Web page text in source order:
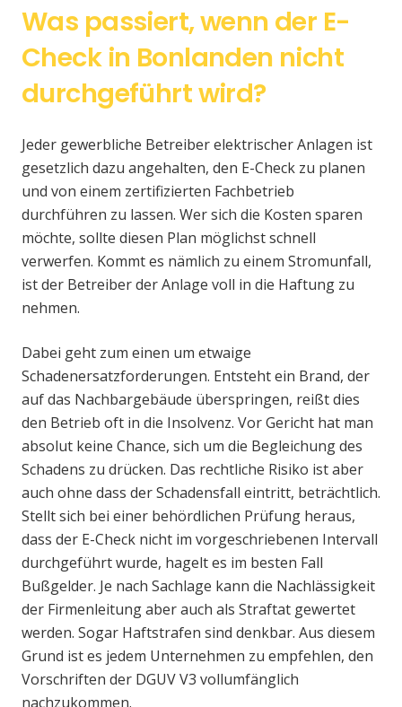
Was passiert, wenn der E-
Check in Bonlanden nicht
durchgeführt wird?
Jeder gewerbliche Betreiber elektrischer Anlagen ist
gesetzlich dazu angehalten, den E-Check zu planen
und von einem zertifizierten Fachbetrieb
durchführen zu lassen. Wer sich die Kosten sparen
möchte, sollte diesen Plan möglichst schnell
verwerfen. Kommt es nämlich zu einem Stromunfall,
ist der Betreiber der Anlage voll in die Haftung zu
nehmen.
Dabei geht zum einen um etwaige
Schadenersatzforderungen. Entsteht ein Brand, der
auf das Nachbargebäude überspringen, reißt dies
den Betrieb oft in die Insolvenz. Vor Gericht hat man
absolut keine Chance, sich um die Begleichung des
Schadens zu drücken. Das rechtliche Risiko ist aber
auch ohne dass der Schadensfall eintritt, beträchtlich.
Stellt sich bei einer behördlichen Prüfung heraus,
dass der E-Check nicht im vorgeschriebenen Intervall
durchgeführt wurde, hagelt es im besten Fall
Bußgelder. Je nach Sachlage kann die Nachlässigkeit
der Firmenleitung aber auch als Straftat gewertet
werden. Sogar Haftstrafen sind denkbar. Aus diesem
Grund ist es jedem Unternehmen zu empfehlen, den
Vorschriften der DGUV V3 vollumfänglich
nachzukommen.